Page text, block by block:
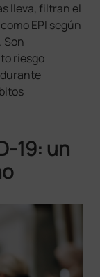
lleva, filtran el
EPI según
Son
riesgo
19: un